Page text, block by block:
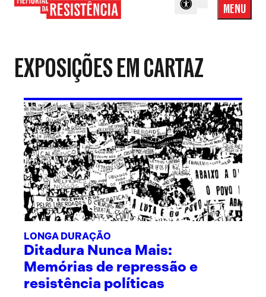
MENU
Menu
EXPOSIÇÕES EM CARTAZ
LONGA DURAÇÃO
Ditadura Nunca Mais:
Memórias de repressão e
resistência políticas